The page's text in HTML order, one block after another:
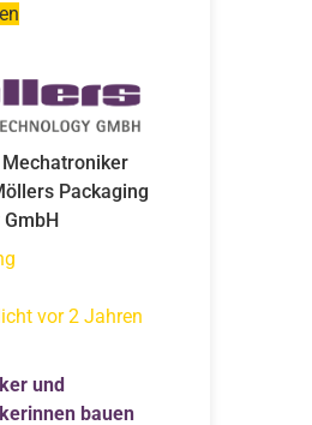
Packaging
vor 2 Jahren
und
bauen